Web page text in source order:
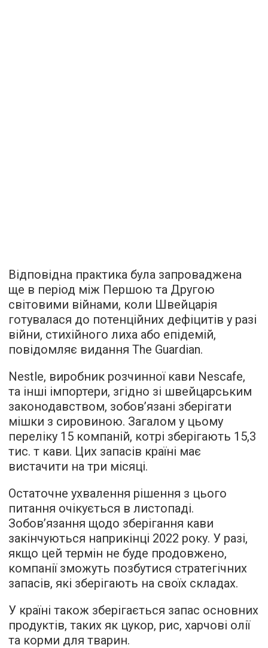
Відповідна практика була запроваджена
ще в період між Першою та Другою
світовими війнами, коли Швейцарія
готувалася до потенційних дефіцитів у разі
війни, стихійного лиха або епідемій,
повідомляє видання The Guardian.
Nestle, виробник розчинної кави Nescafe,
та інші імпортери, згідно зі швейцарським
законодавством, зобов’язані зберігати
мішки з сировиною. Загалом у цьому
переліку 15 компаній, котрі зберігають 15,3
тис. т кави. Цих запасів країні має
вистачити на три місяці.
Остаточне ухвалення рішення з цього
питання очікується в листопаді.
Зобов’язання щодо зберігання кави
закінчуються наприкінці 2022 року. У разі,
якщо цей термін не буде продовжено,
компанії зможуть позбутися стратегічних
запасів, які зберігають на своїх складах.
У країні також зберігається запас основних
продуктів, таких як цукор, рис, харчові олії
та корми для тварин.